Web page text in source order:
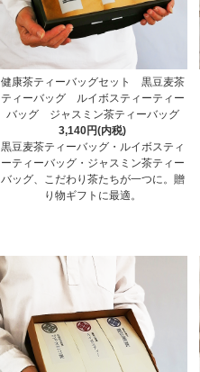
健康茶ティーバッグセット 黒豆麦茶
ティーバッグ ルイボスティーティー
バッグ ジャスミン茶ティーバッグ
3,140円(内税)
黒豆麦茶ティーバッグ・ルイボスティ
ーティーバッグ・ジャスミン茶ティー
バッグ、こだわり茶たちが一つに。贈
り物ギフトに最適。